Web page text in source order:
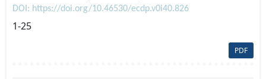
DOI: https://doi.org/10.46530/ecdp.v0i40.826
1-25
PDF